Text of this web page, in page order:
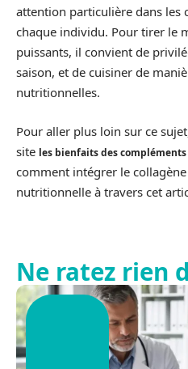
attention particulière dans les
chaque individu. Pour tirer le
puissants, il convient de
saison, et de cuisiner de
nutritionnelles.
Pour aller plus loin sur ce
site les bienfaits des
comment intégrer le
nutritionnelle à travers cet
Ne ratez rien